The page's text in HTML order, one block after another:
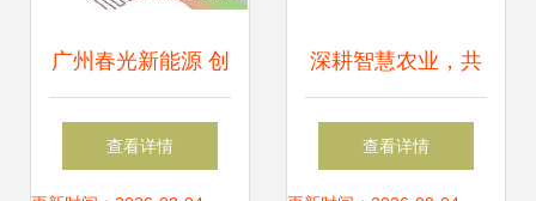
广州春光新能源 创
新科技驱动绿色能
查看详情
深耕智慧农业，共
促技术推广——中
查看详情